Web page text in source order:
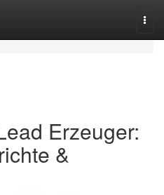
Erzeuger:
&